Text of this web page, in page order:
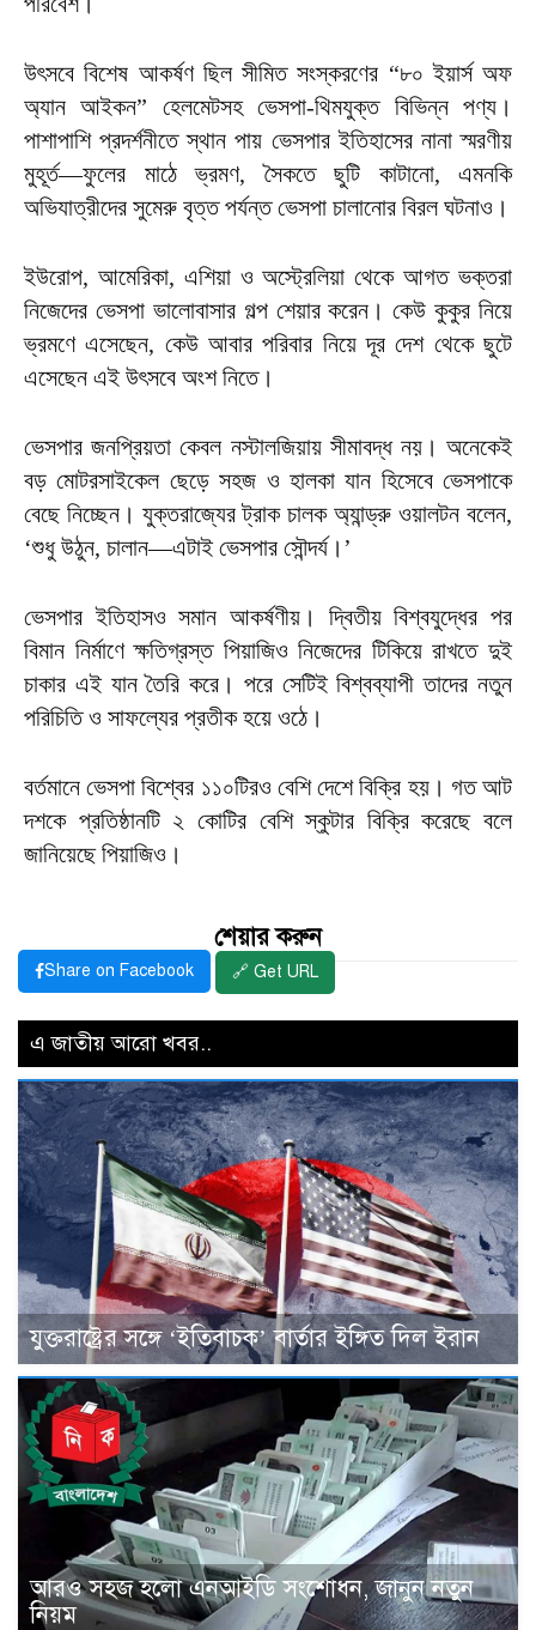
উৎসবে বিশেষ আকর্ষণ ছিল সীমিত সংস্করণের “৮০ ইয়ার্স অফ
অ্যান আইকন” হেলমেটসহ ভেসপা-থিমযুক্ত বিভিন্ন পণ্য।
পাশাপাশি প্রদর্শনীতে স্থান পায় ভেসপার ইতিহাসের নানা স্মরণীয়
মুহূর্ত—ফুলের মাঠে ভ্রমণ, সৈকতে ছুটি কাটানো, এমনকি
অভিযাত্রীদের সুমেরু বৃত্ত পর্যন্ত ভেসপা চালানোর বিরল ঘটনাও।
ইউরোপ, আমেরিকা, এশিয়া ও অস্ট্রেলিয়া থেকে আগত ভক্তরা
নিজেদের ভেসপা ভালোবাসার গল্প শেয়ার করেন। কেউ কুকুর নিয়ে
ভ্রমণে এসেছেন, কেউ আবার পরিবার নিয়ে দূর দেশ থেকে ছুটে
এসেছেন এই উৎসবে অংশ নিতে।
ভেসপার জনপ্রিয়তা কেবল নস্টালজিয়ায় সীমাবদ্ধ নয়। অনেকেই
বড় মোটরসাইকেল ছেড়ে সহজ ও হালকা যান হিসেবে ভেসপাকে
বেছে নিচ্ছেন। যুক্তরাজ্যের ট্রাক চালক অ্যান্ড্রু ওয়ালটন বলেন,
‘শুধু উঠুন, চালান—এটাই ভেসপার সৌন্দর্য।’
ভেসপার ইতিহাসও সমান আকর্ষণীয়। দ্বিতীয় বিশ্বযুদ্ধের পর
বিমান নির্মাণে ক্ষতিগ্রস্ত পিয়াজিও নিজেদের টিকিয়ে রাখতে দুই
চাকার এই যান তৈরি করে। পরে সেটিই বিশ্বব্যাপী তাদের নতুন
পরিচিতি ও সাফল্যের প্রতীক হয়ে ওঠে।
বর্তমানে ভেসপা বিশ্বের ১১০টিরও বেশি দেশে বিক্রি হয়। গত আট
দশকে প্রতিষ্ঠানটি ২ কোটির বেশি স্কুটার বিক্রি করেছে বলে
জানিয়েছে পিয়াজিও।
শেয়ার করুন
Share on Facebook 🔗 Get URL
এ জাতীয় আরো খবর..
যুক্তরাষ্ট্রের সঙ্গে ‘ইতিবাচক’ বার্তার ইঙ্গিত দিল ইরান
আরও সহজ হলো এনআইডি সংশোধন, জানুন নতুন
নিয়ম